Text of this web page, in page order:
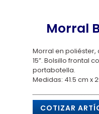
Morral
Morral en
15”. Bolsillo frontal
portabotella.
Medidas: 41.5 cm x
COTIZAR